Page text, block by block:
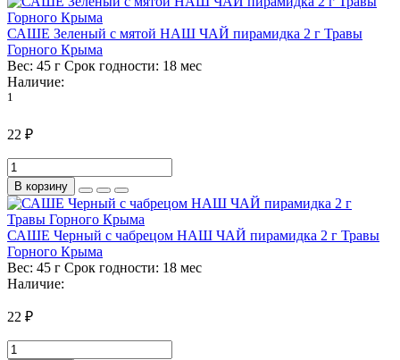
САШЕ Зеленый с мятой НАШ ЧАЙ пирамидка 2 г Травы
Горного Крыма
Вес: 45 г Срок годности: 18 мес
Наличие:
1
22 ₽
В корзину
САШЕ Черный с чабрецом НАШ ЧАЙ пирамидка 2 г Травы
Горного Крыма
Вес: 45 г Срок годности: 18 мес
Наличие:
22 ₽